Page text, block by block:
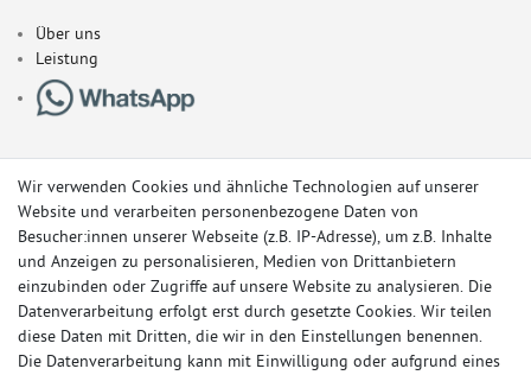
Über uns
Leistung
Wir verwenden Cookies und ähnliche Technologien auf unserer
Website und verarbeiten personenbezogene Daten von
Besucher:innen unserer Webseite (z.B. IP-Adresse), um z.B. Inhalte
und Anzeigen zu personalisieren, Medien von Drittanbietern
einzubinden oder Zugriffe auf unsere Website zu analysieren. Die
Datenverarbeitung erfolgt erst durch gesetzte Cookies. Wir teilen
diese Daten mit Dritten, die wir in den Einstellungen benennen.
Die Datenverarbeitung kann mit Einwilligung oder aufgrund eines